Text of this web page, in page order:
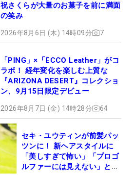
祝さくらが大量のお菓子を前に満面
の笑み
2026年8月6日 (木) 14時09分 7
「PING」×「ECCO Leather」がコ
ラボ！ 経年変化を楽しむ上質な
『ARIZONA DESERT』コレクショ
ン、9月15日限定デビュー
2026年8月7日 (金) 14時28分 64
セキ・ユウティンが前髪パッ
ツンに！ 新ヘアスタイルに
「美しすぎて怖い」「プロゴ
ルファーには見えない」とコ